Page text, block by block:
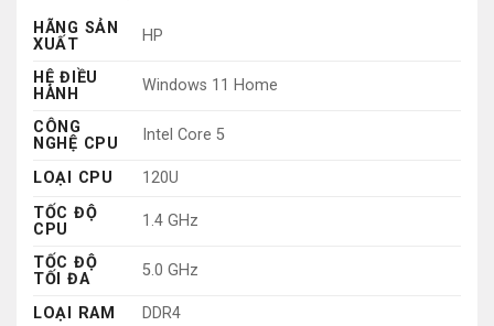
HÃNG SẢN
XUẤT
HP
HỆ ĐIỀU
HÀNH
Windows 11 Home
CÔNG
NGHỆ CPU
Intel Core 5
LOẠI CPU
120U
TỐC ĐỘ
CPU
1.4 GHz
TỐC ĐỘ
TỐI ĐA
5.0 GHz
LOẠI RAM
DDR4